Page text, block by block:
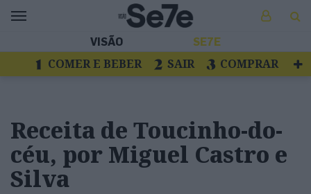
VISÃO SE7E
COMER E BEBER SAIR
COMPRAR
Receita de Toucinho-do-
céu, por Miguel Castro e
Silva